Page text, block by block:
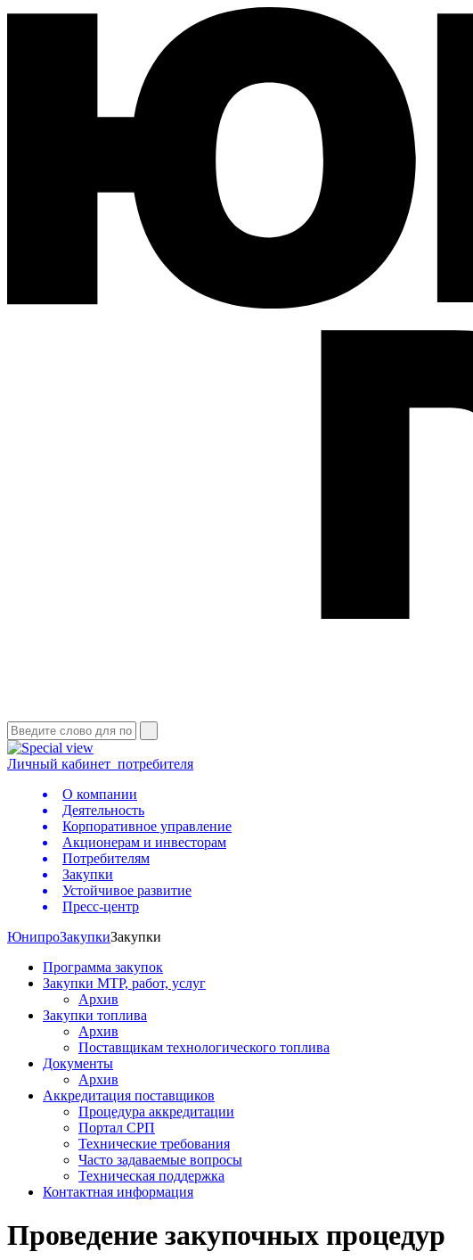
Личный кабинет потребителя
О компании
Деятельность
Корпоративное управление
Акционерам и инвесторам
Потребителям
Закупки
Устойчивое развитие
Пресс-центр
ЮнипроЗакупкиЗакупки
Программа закупок
Закупки МТР, работ, услуг
Архив
Закупки топлива
Архив
Поставщикам технологического топлива
Документы
Архив
Аккредитация поставщиков
Процедура аккредитации
Портал СРП
Технические требования
Часто задаваемые вопросы
Техническая поддержка
Контактная информация
Проведение закупочных процедур